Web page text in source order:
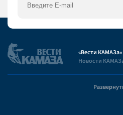
«Вести КАМАЗа»
Новости